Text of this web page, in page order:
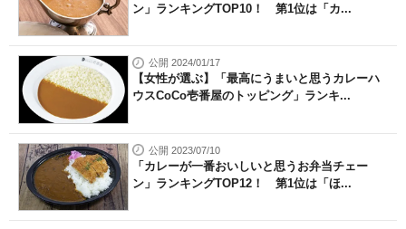
ン」ランキングTOP10！ 第1位は「カ...
公開 2024/01/17
【女性が選ぶ】「最高にうまいと思うカレーハ
ウスCoCo壱番屋のトッピング」ランキ...
公開 2023/07/10
「カレーが一番おいしいと思うお弁当チェー
ン」ランキングTOP12！ 第1位は「ほ...